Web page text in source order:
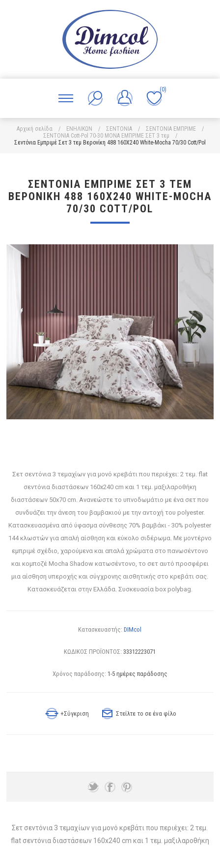
(0)
Αρχική σελίδα / ΕΝΗΛΙΚΩΝ / ΣΕΝΤΟΝΙΑ / ΣΕΝΤΟΝΙΑ ΕΜΠΡΙΜΕ
/
ΣΕΝΤΟΝΙΑ Cott-Pol 70-30 ΜΟΝΑ ΕΜΠΡΙΜΕ ΣΕΤ 3 τεμ
/
Σεντόνια Εμπριμέ Σετ 3 τεμ Βερονίκη 488 160X240 White-Mocha 70/30 Cott/Pol
ΣΕΝΤΌΝΙΑ ΕΜΠΡΙΜΈ ΣΕΤ 3 ΤΕΜ
ΒΕΡΟΝΊΚΗ 488 160X240 WHITE-MOCHA
70/30 COTT/POL
Σετ σεντόνια 3 τεμαχίων για μονό κρεβάτι που περιέχει: 2 τεμ. flat
σεντόνια διαστάσεων 160x240 cm και 1 τεμ. μαξιλαροθήκη
διαστάσεων 50x70 cm. Ανανεώστε το υπνοδωμάτιο με ένα σετ που
συνδυάζει την άνεση του βαμβακιού με την αντοχή του polyester.
Κατασκευασμένα από ύφασμα σύνθεσης 70% βαμβάκι - 30% polyester
144 κλωστών για απαλή αίσθηση και εύκολο σιδέρωμα. Με μοντέρνο
εμπριμέ σχέδιο, χαρούμενα και απαλά χρώματα στο πανωσέντονο
και κομποζέ Mocha Shadow κατωσέντονο, το σετ αυτό προσφέρει
μια αίσθηση υπεροχής και σύγχρονης αισθητικής στο κρεβάτι σας.
Κατασκευάζεται στην Ελλάδα. Συσκευασία box polybag.
Κατασκευαστής: DIMcol
ΚΩΔΙΚΟΣ ΠΡΟΪΟΝΤΟΣ: 33312223071
Χρόνος παράδοσης: 1-5 ημέρες παράδοσης
+Σύγκριση Στείλτε το σε ένα φίλο
Σετ σεντόνια 3 τεμαχίων για μονό κρεβάτι που περιέχει: 2 τεμ.
flat σεντόνια διαστάσεων 160x240 cm και 1 τεμ. μαξιλαροθήκη